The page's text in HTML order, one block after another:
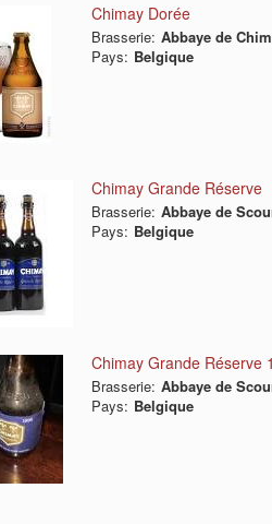
Chimay Dorée
Brasserie: Abbaye de
Pays: Belgique
Chimay Grande Réserve
Brasserie: Abbaye de
Pays: Belgique
Chimay Grande Réserve
Brasserie: Abbaye de
Pays: Belgique